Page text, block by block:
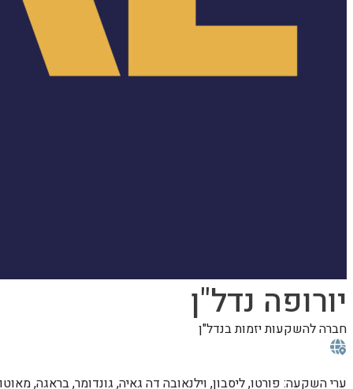
יורופה נדל"ן
חברה להשקעות יזמות בנדל"ן
ערי השקעה: פורטו, ליסבון, וילנאובה דה גאיה, גונדומר, בראגה,